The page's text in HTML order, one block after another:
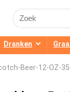
Search
for:
Dranken
Beer-12-OZ-